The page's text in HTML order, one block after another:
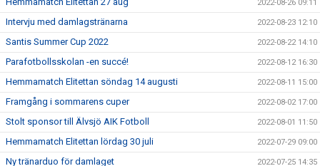
2022-08-26 09:11
Intervju med damlagstränarna 2022-08-23 12:10
Santis Summer Cup 2022 2022-08-22 14:10
Parafotbollsskolan -en succé! 2022-08-12 16:30
Hemmamatch Elitettan söndag 14 augusti 2022-08-11 15:00
Framgång i sommarens cuper 2022-08-02 17:00
Stolt sponsor till Älvsjö AIK Fotboll 2022-08-01 11:50
Hemmamatch Elitettan lördag 30 juli 2022-07-29 09:00
Ny tränarduo för damlaget 2022-07-25 14:35